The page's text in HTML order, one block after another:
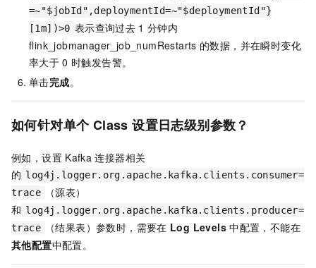
=~"$jobId",deploymentId=~"$deploymentId"}
[1m])>0 表示查询过去 1 分钟内
flink_jobmanager_job_numRestarts 的数据，并在瞬时变化
率大于 0 时触发告警。
单击完成。
如何针对单个 Class 设置日志级别参数？
例如，设置 Kafka 连接器相关
的 log4j.logger.org.apache.kafka.clients.consumer=
trace
（源表）
和 log4j.logger.org.apache.kafka.clients.producer=
trace
（结果表）参数时，需要在 Log Levels 中配置，不能在
其他配置中配置。